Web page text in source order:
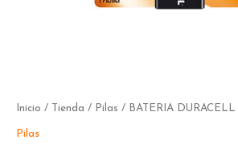
Inicio / Tienda / Pilas / BATERIA DURACELL
Pilas